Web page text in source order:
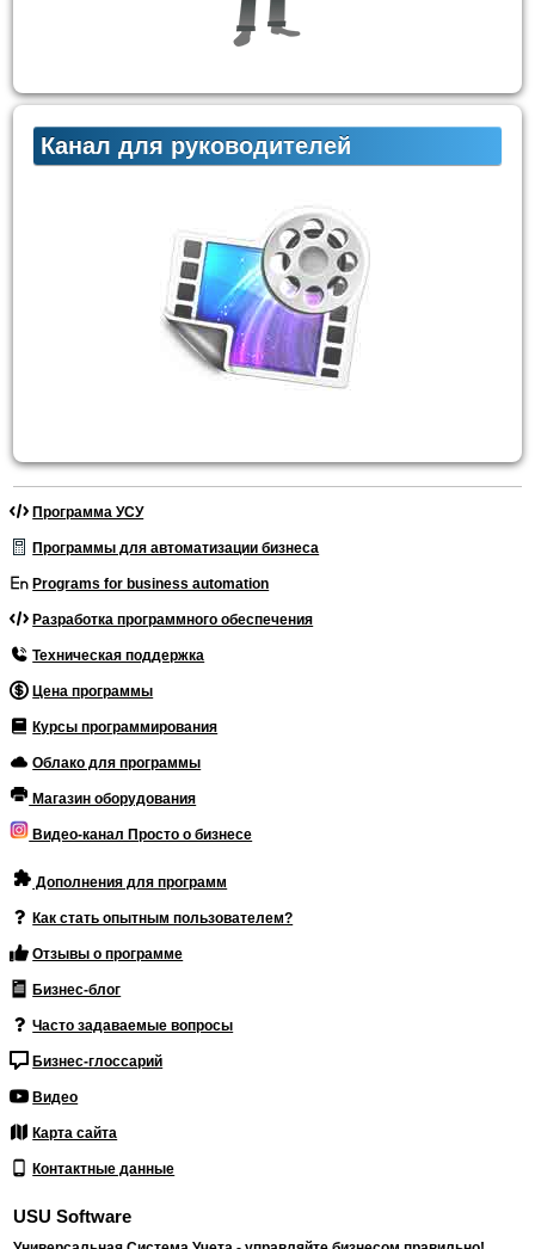
Канал для руководителей
Программа УСУ
Программы для автоматизации бизнеса
Programs for business automation
Разработка программного обеспечения
Техническая поддержка
Цена программы
Курсы программирования
Облако для программы
Магазин оборудования
Видео-канал Просто о бизнесе
Дополнения для программ
Как стать опытным пользователем?
Отзывы о программе
Бизнес-блог
Часто задаваемые вопросы
Бизнес-глоссарий
Видео
Карта сайта
Контактные данные
USU Software